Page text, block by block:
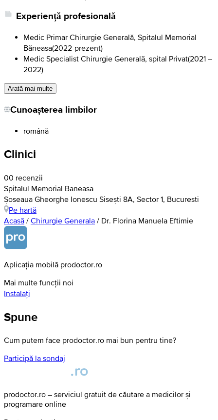
Experiență profesională
Medic Primar Chirurgie Generală, Spitalul Memorial
Băneasa(2022-prezent)
Medic Specialist Chirurgie Generală, spital Privat(2021 –
2022)
Arată mai multe
Cunoașterea limbilor
română
Clinici
00 recenzii
Spitalul Memorial Baneasa
Șoseaua Gheorghe Ionescu Sisești 8A, Sector 1, Bucuresti
Pe hartă
Acasă / Chirurgie Generala / Dr. Florina Manuela Eftimie
Aplicația mobilă prodoctor.ro
Mai multe funcții noi
Instalați
Spune
Cum putem face prodoctor.ro mai bun pentru tine?
Participă la sondaj
prodoctor.ro – serviciul gratuit de căutare a medicilor și
programare online